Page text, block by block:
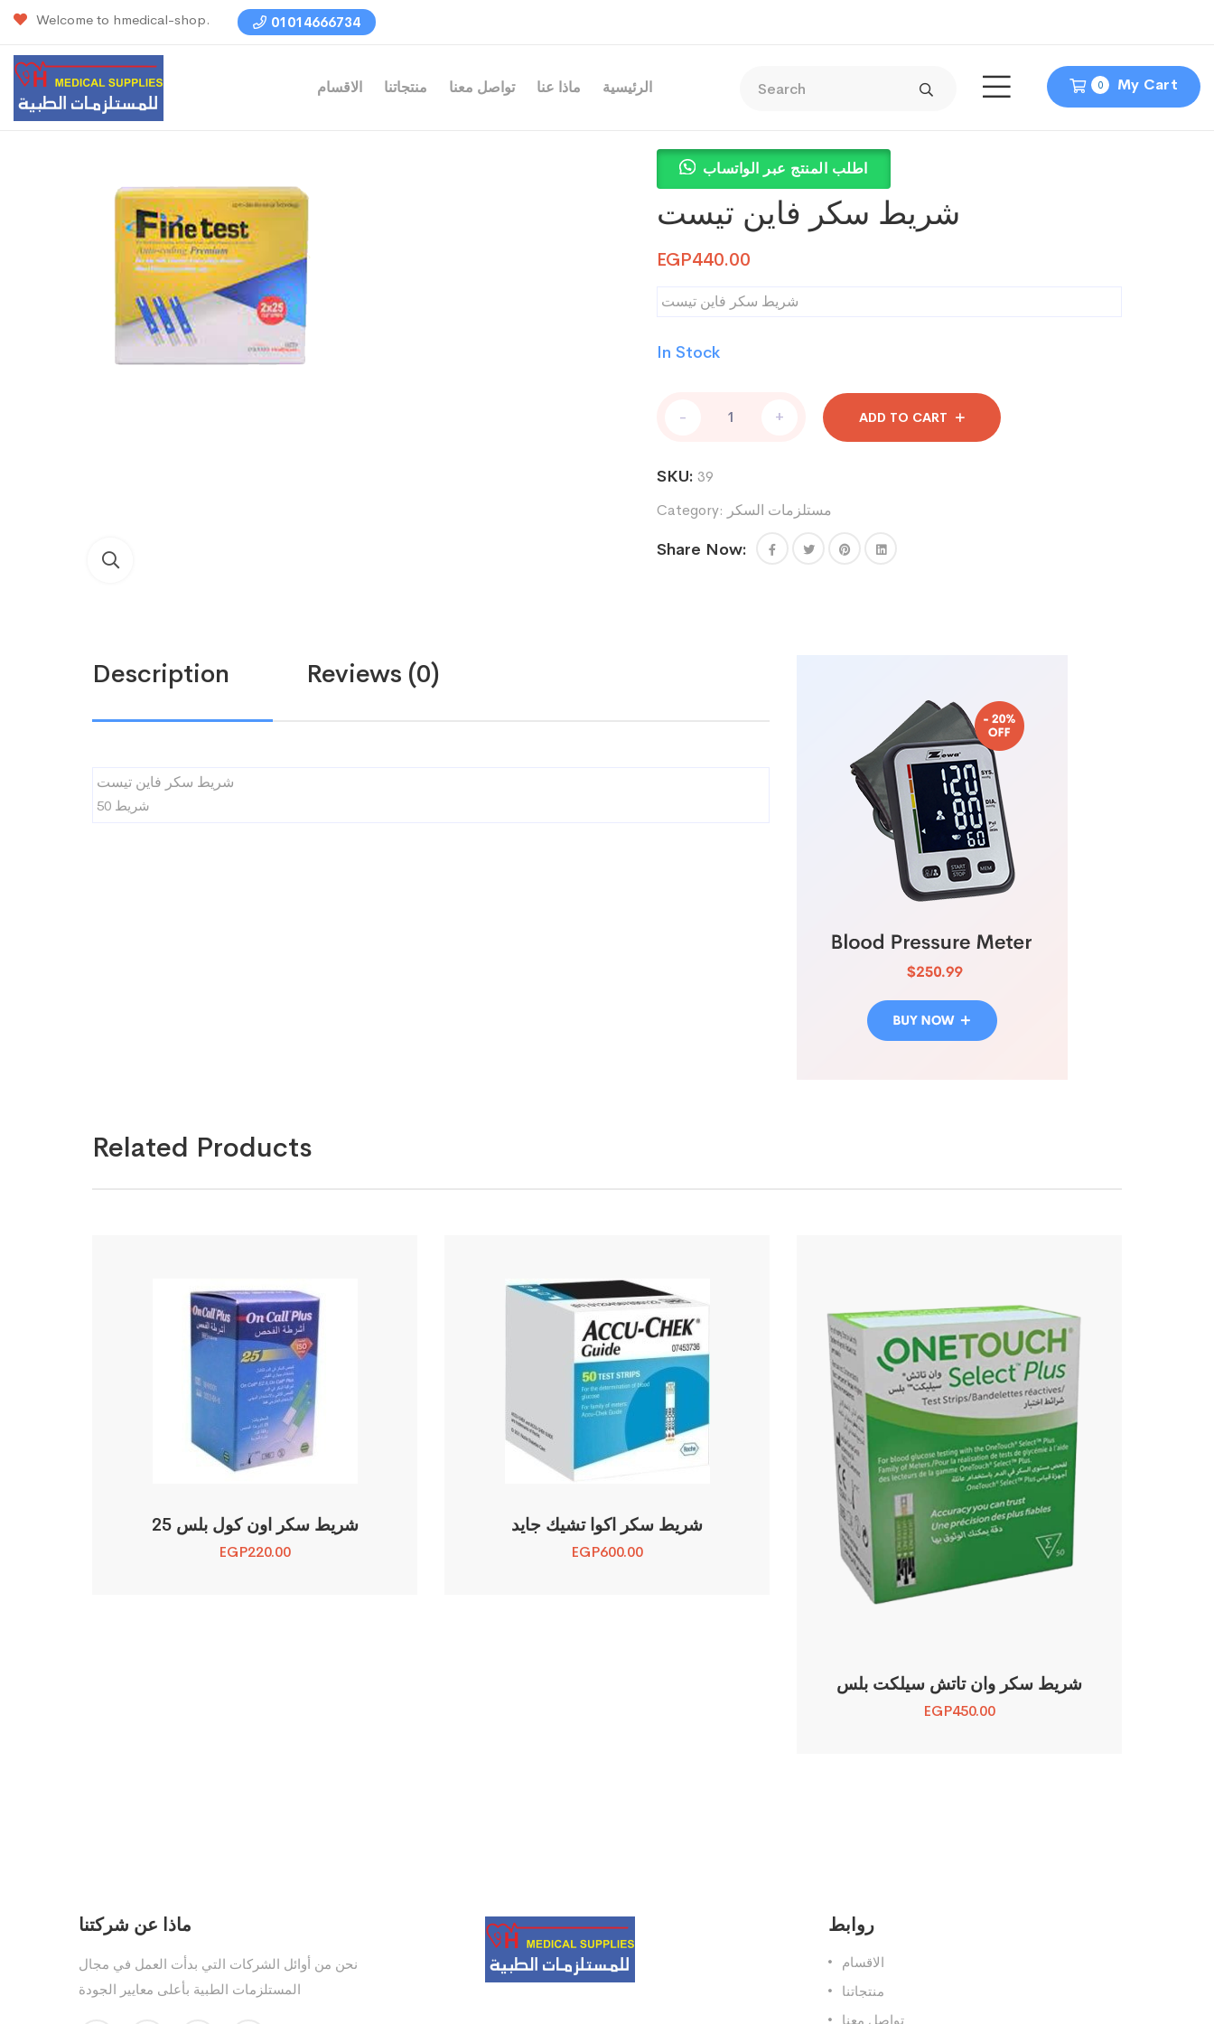
Welcome to hmedical-shop. 01014666734
0 My Cart الاقسام منتجاتنا تواصل معنا ماذا عنا الرئيسية
اطلب المنتج عبر الواتساب
شريط سكر فاين تيست
EGP440.00
شريط سكر فاين تيست
In Stock
سكر
quantity
- + ADD TO CART
SKU: 39
Category: مستلزمات السكر
Share Now:
Description Reviews (0)
شريط سكر فاين تيست
50 شريط
Related Products
شريط سكر اون كول بلس 25
EGP220.00
شريط سكر اكوا تشيك جايد
EGP600.00
شريط سكر وان تاتش سيلكت بلس
EGP450.00
ماذا عن شركتنا
نحن من أوائل الشركات التي بدأت العمل في مجال
المستلزمات الطبية بأعلى معايير الجودة
روابط
الاقسام
منتجاتنا
تواصل معنا